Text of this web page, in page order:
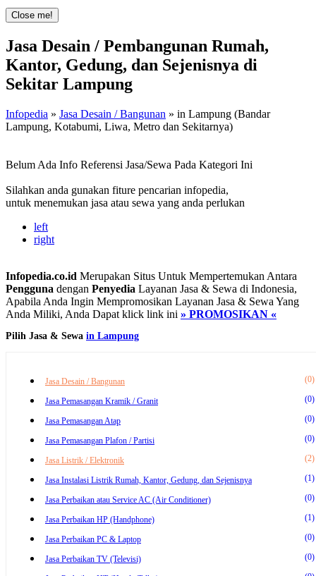
Close me!
Jasa Desain / Pembangunan Rumah,
Kantor, Gedung, dan Sejenisnya di
Sekitar Lampung
Infopedia » Jasa Desain / Bangunan » in Lampung (Bandar
Lampung, Kotabumi, Liwa, Metro dan Sekitarnya)
Belum Ada Info Referensi Jasa/Sewa Pada Kategori Ini
Silahkan anda gunakan fiture pencarian infopedia,
untuk menemukan jasa atau sewa yang anda perlukan
left
right
Infopedia.co.id Merupakan Situs Untuk Mempertemukan Antara
Pengguna dengan Penyedia Layanan Jasa & Sewa di Indonesia,
Apabila Anda Ingin Mempromosikan Layanan Jasa & Sewa Yang
Anda Miliki, Anda Dapat klick link ini » PROMOSIKAN «
Pilih Jasa & Sewa in Lampung
Jasa Desain / Bangunan (0)
Jasa Pemasangan Kramik / Granit (0)
Jasa Pemasangan Atap (0)
Jasa Pemasangan Plafon / Partisi (0)
Jasa Listrik / Elektronik (2)
Jasa Instalasi Listrik Rumah, Kantor, Gedung, dan Sejenisnya (1)
Jasa Perbaikan atau Service AC (Air Conditioner) (0)
Jasa Perbaikan HP (Handphone) (1)
Jasa Perbaikan PC & Laptop (0)
Jasa Perbaikan TV (Televisi) (0)